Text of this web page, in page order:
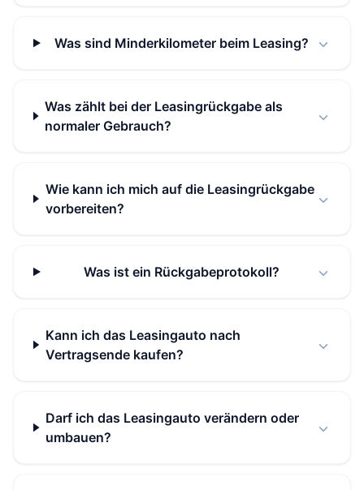
Was sind Minderkilometer beim Leasing?
Was zählt bei der Leasingrückgabe als
normaler Gebrauch?
Wie kann ich mich auf die Leasingrückgabe
vorbereiten?
Was ist ein Rückgabeprotokoll?
Kann ich das Leasingauto nach
Vertragsende kaufen?
Darf ich das Leasingauto verändern oder
umbauen?